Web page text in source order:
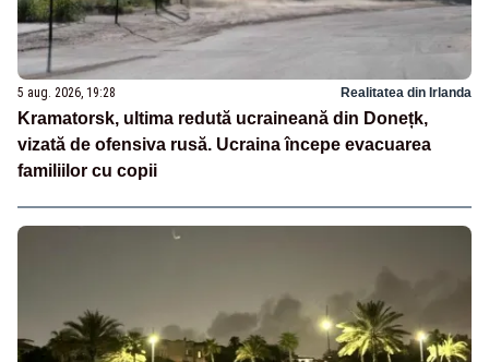
5 aug. 2026, 19:28 Realitatea din Irlanda
Kramatorsk, ultima redută ucraineană din Donețk,
vizată de ofensiva rusă. Ucraina începe evacuarea
familiilor cu copii